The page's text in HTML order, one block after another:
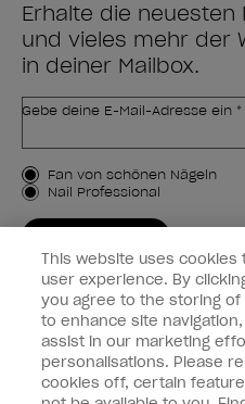
Erhalte die
und vieles mehr der
in deiner Mailbox.
Gebe deine E-Mail-Adresse ein *
Kundenart
Fan von schönen Nägeln
Nail Professional
Kundeninformationen
Vernetzen
This website uses cookies
user experience. By
you agree to the storing
to enhance site
assist in our marketing
personalisations. Please
cookies off, certain